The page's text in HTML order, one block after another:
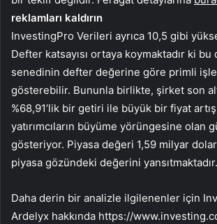
reklamları kaldırın
InvestingPro Verileri ayrıca 10,5 gibi
Defter katsayısı ortaya koymaktadır ki bu
senedinin defter değerine göre primli
gösterebilir. Bununla birlikte, şirket son
%68,91’lik bir getiri ile büyük bir fiyat
yatırımcıların büyüme yörüngesine olan
gösteriyor. Piyasa değeri 1,59 milyar
piyasa gözündeki değerini yansıtmaktadır.
Daha derin bir analizle ilgilenenler için
Ardelyx hakkında https://